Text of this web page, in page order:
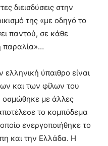
διεισδύσεις στην
της «με οδηγό το
παντού, σε κάθε
παραλία»…
ελληνική ύπαιθρο είναι
και των φίλων του
οσμώθηκε με άλλες
το κομπόδεμα
ενεργοποιήθηκε το
και την Ελλάδα. Η